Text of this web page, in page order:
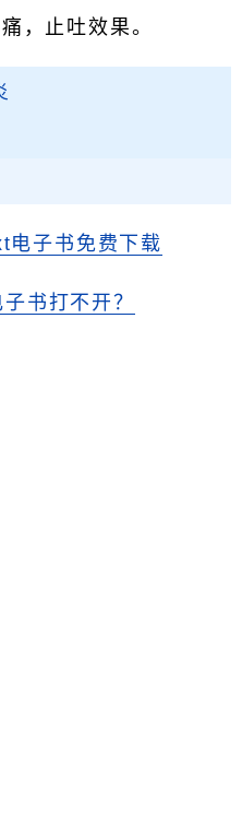
，止吐效果。
电子书免费下载
子书打不开？